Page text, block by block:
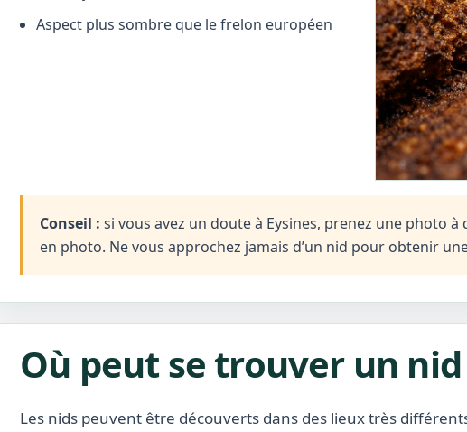
Aspect plus sombre que le frelon européen
Conseil : si vous avez un doute à Eysines, prenez une photo
en photo. Ne vous approchez jamais d’un nid pour obtenir
Où peut se trouver un nid
Les nids peuvent être découverts dans des lieux très